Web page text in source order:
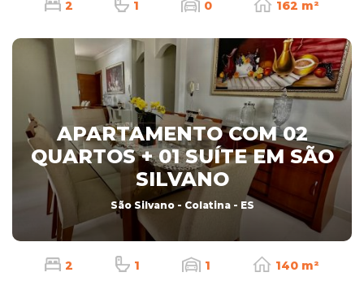
2 1 0 162 m²
APARTAMENTO COM 02
QUARTOS + 01 SUÍTE EM SÃO
SILVANO
São Silvano - Colatina - ES
2 1 1 140 m²